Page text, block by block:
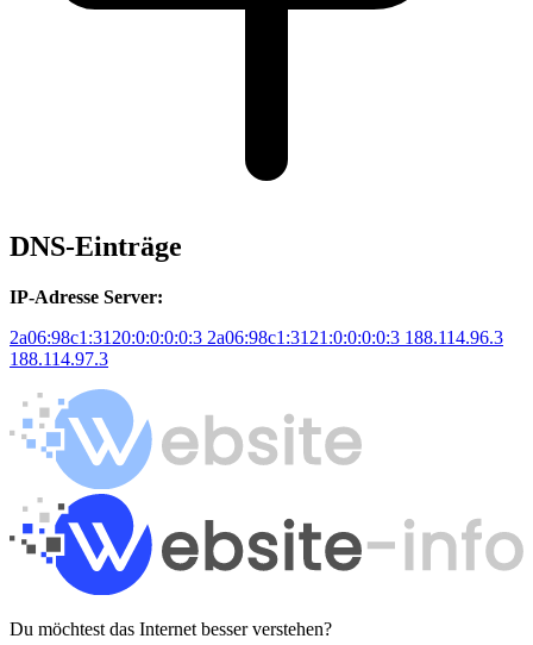
DNS-Einträge
IP-Adresse Server:
2a06:98c1:3120:0:0:0:0:3 2a06:98c1:3121:0:0:0:0:3 188.114.96.3
188.114.97.3
Du möchtest das Internet besser verstehen?